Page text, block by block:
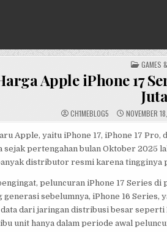
POSTED
IN
GAMES
Apple iPhone 17
CH1MEBL0G5 NOVEMBER
Apple, yaitu iPhone 17, iPhone 17 Pro,
sejak pertengahan bulan Oktober 2025
distributor resmi karena tingginya
peluncuran iPhone 17 Series
generasi sebelumnya, iPhone 16 Series,
dari jaringan distribusi besar seperti
unit hanya dalam periode awal